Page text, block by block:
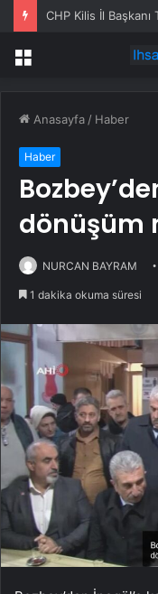
CHP Kilis İl Başkanı
Menü
Anasayfa / Haber
Haber
dönüşüm
NURCAN BAYRAM
1 dakika okuma süresi